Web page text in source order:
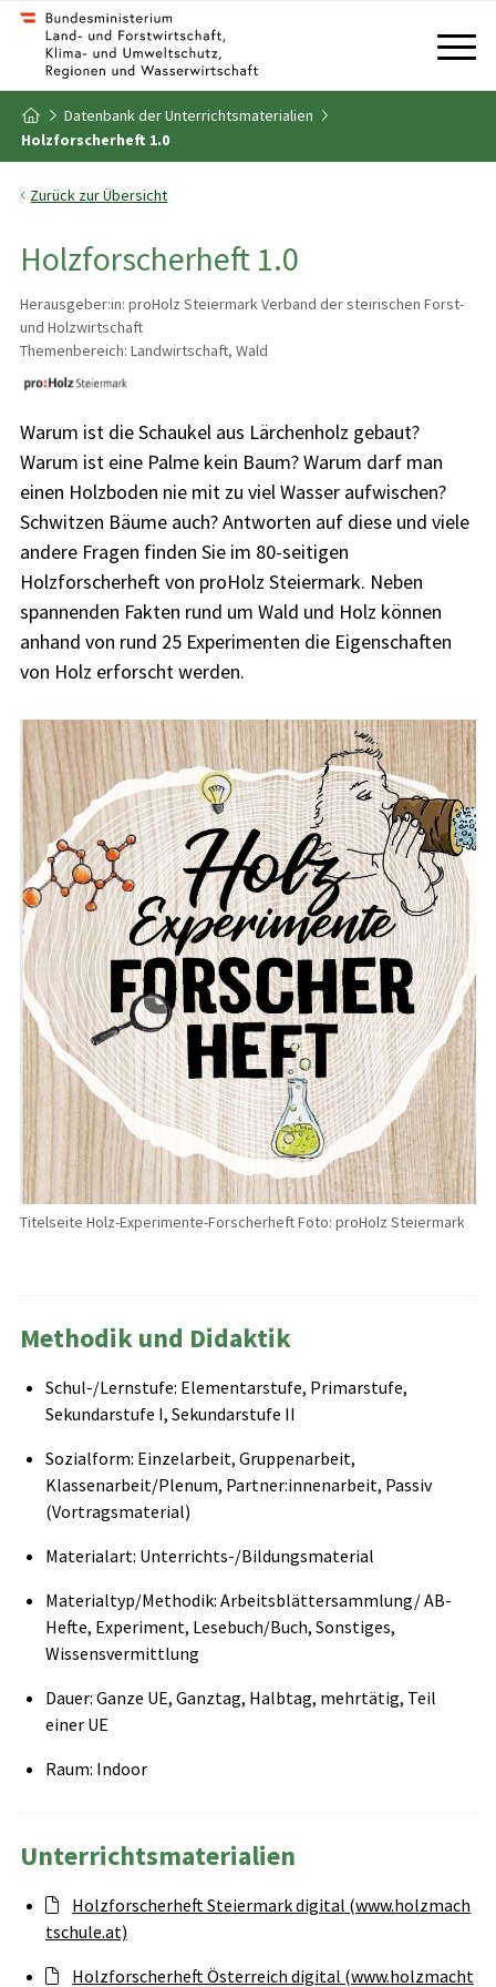
Zum Inhalt
Zum Inhaltsverzeichnis
Zur Startseite
Datenbank der Unterrichtsmaterialien
Holzforscherheft 1.0
Zurück zur Übersicht
Holzforscherheft 1.0
Herausgeber:in: proHolz Steiermark Verband der steirischen Forst-
und Holzwirtschaft
Themenbereich: Landwirtschaft, Wald
Warum ist die Schaukel aus Lärchenholz gebaut?
Warum ist eine Palme kein Baum? Warum darf man
einen Holzboden nie mit zu viel Wasser aufwischen?
Schwitzen Bäume auch? Antworten auf diese und viele
andere Fragen finden Sie im 80-seitigen
Holzforscherheft von proHolz Steiermark. Neben
spannenden Fakten rund um Wald und Holz können
anhand von rund 25 Experimenten die Eigenschaften
von Holz erforscht werden.
Titelseite Holz-Experimente-Forscherheft Foto: proHolz Steiermark
Methodik und Didaktik
Schul-/Lernstufe: Elementarstufe, Primarstufe,
Sekundarstufe I, Sekundarstufe II
Sozialform: Einzelarbeit, Gruppenarbeit,
Klassenarbeit/Plenum, Partner:innenarbeit, Passiv
(Vortragsmaterial)
Materialart: Unterrichts-/Bildungsmaterial
Materialtyp/Methodik: Arbeitsblättersammlung/ AB-
Hefte, Experiment, Lesebuch/Buch, Sonstiges,
Wissensvermittlung
Dauer: Ganze UE, Ganztag, Halbtag, mehrtätig, Teil
einer UE
Raum: Indoor
Unterrichtsmaterialien
Holzforscherheft Steiermark digital (www.holzmach
tschule.at)
Holzforscherheft Österreich digital (www.holzmacht